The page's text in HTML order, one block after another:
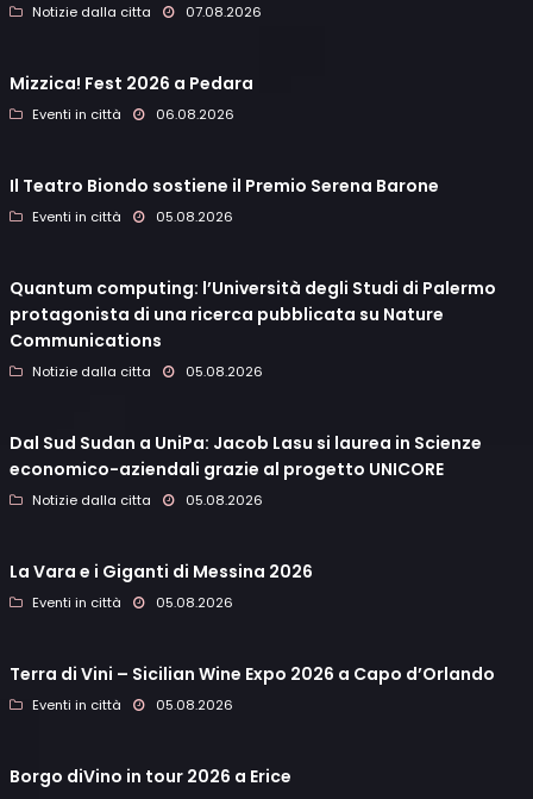
Notizie dalla citta 07.08.2026
Mizzica! Fest 2026 a Pedara
Eventi in città 06.08.2026
Il Teatro Biondo sostiene il Premio Serena Barone
Eventi in città 05.08.2026
Quantum computing: l’Università degli Studi di Palermo
protagonista di una ricerca pubblicata su Nature
Communications
Notizie dalla citta 05.08.2026
Dal Sud Sudan a UniPa: Jacob Lasu si laurea in Scienze
economico-aziendali grazie al progetto UNICORE
Notizie dalla citta 05.08.2026
La Vara e i Giganti di Messina 2026
Eventi in città 05.08.2026
Terra di Vini – Sicilian Wine Expo 2026 a Capo d’Orlando
Eventi in città 05.08.2026
Borgo diVino in tour 2026 a Erice